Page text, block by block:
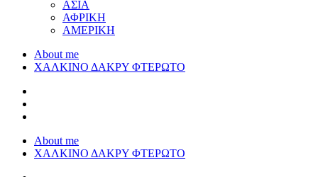
ΑΣΙΑ
ΑΦΡΙΚΗ
ΑΜΕΡΙΚΗ
About me
ΧΑΛΚΙΝΟ ΔΑΚΡΥ ΦΤΕΡΩΤΟ
About me
ΧΑΛΚΙΝΟ ΔΑΚΡΥ ΦΤΕΡΩΤΟ